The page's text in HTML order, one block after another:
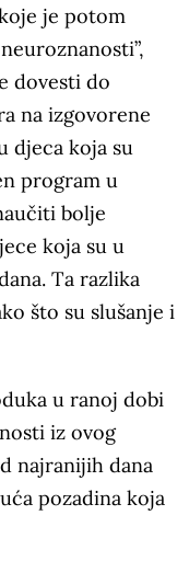
je potom
dovesti do
na izgovorene
djeca koja su
program u
bolje
koja su u
Ta razlika
što su slušanje i
u ranoj dobi
iz ovog
najranijih dana
pozadina koja